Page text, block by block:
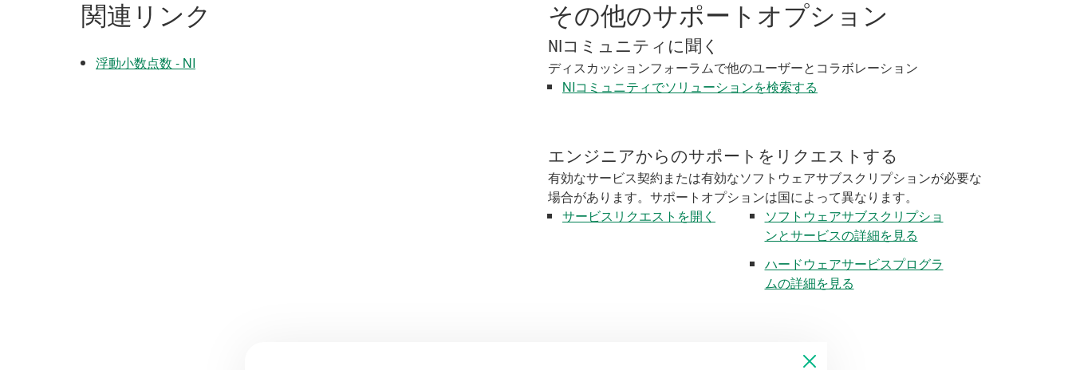
関連リンク
浮動小数点数 - NI
その他のサポートオプション
NIコミュニティに聞く
ディスカッションフォーラムで他のユーザーとコラボレーション
NIコミュニティでソリューションを検索する
エンジニアからのサポートをリクエストする
有効なサービス契約または有効なソフトウェアサブスクリプションが必要な
場合があります。サポートオプションは国によって異なります。
サービスリクエストを開く
ソフトウェアサブスクリプショ
ンとサービスの詳細を見る
ハードウェアサービスプログラ
ムの詳細を見る